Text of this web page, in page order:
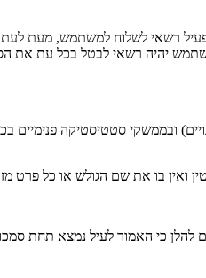
רשאי לשלוח למשתמש, מעת
יהיה רשאי לבטל בכל עת
ובממשקי סטטיסטיקה פנימיים
ואין בו את שם הגולש או כל פרט
כי האמור לעיל נמצא תחת